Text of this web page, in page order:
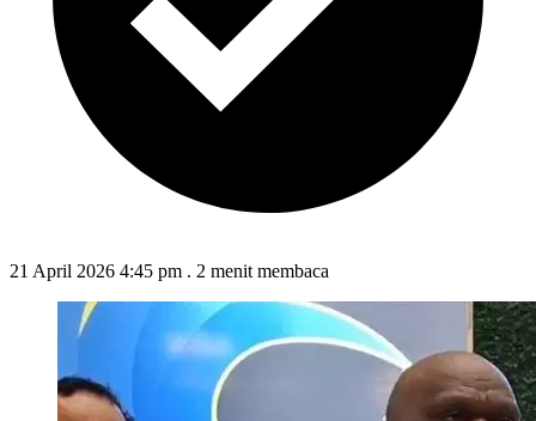
21 April 2026 4:45 pm . 2 menit membaca